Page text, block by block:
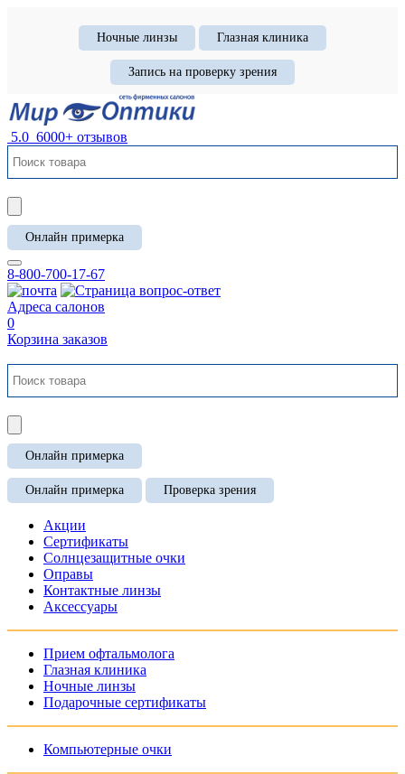
Ночные линзы Глазная клиника
Запись на проверку зрения
5.0 6000+ отзывов
Онлайн примерка
8-800-700-17-67
Адреса салонов
0
Корзина заказов
Онлайн примерка
Онлайн примерка Проверка зрения
Акции
Сертификаты
Солнцезащитные очки
Оправы
Контактные линзы
Аксессуары
Прием офтальмолога
Глазная клиника
Ночные линзы
Подарочные сертификаты
Компьютерные очки